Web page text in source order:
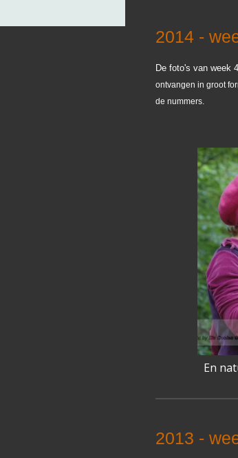
2014 -
De foto's van week
ontvangen in groot
de nummers.
En
2013 -